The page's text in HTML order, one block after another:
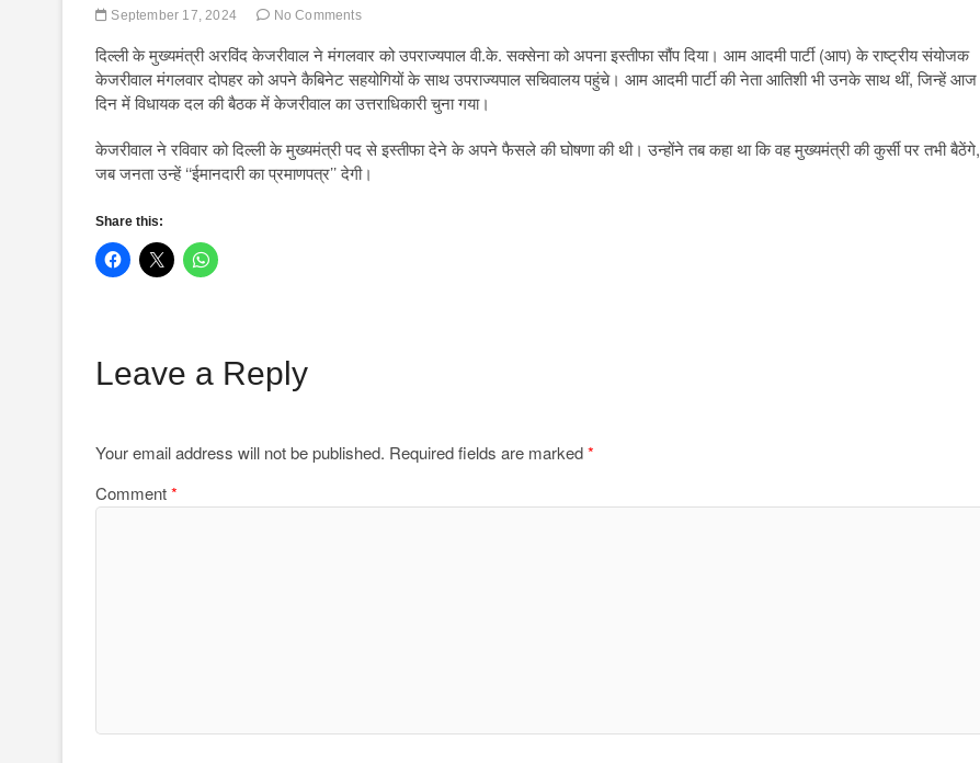
September 17, 2024 No Comments
दिल्ली के मुख्यमंत्री अरविंद केजरीवाल ने मंगलवार को उपराज्यपाल वी.के. सक्सेना को अपना इस्तीफा सौंप दिया। आम आदमी पार्टी (आप) के राष्ट्रीय संयोजक
केजरीवाल मंगलवार दोपहर को अपने कैबिनेट सहयोगियों के साथ उपराज्यपाल सचिवालय पहुंचे। आम आदमी पार्टी की नेता आतिशी भी उनके साथ थीं, जिन्हें आज
दिन में विधायक दल की बैठक में केजरीवाल का उत्तराधिकारी चुना गया।
केजरीवाल ने रविवार को दिल्ली के मुख्यमंत्री पद से इस्तीफा देने के अपने फैसले की घोषणा की थी। उन्होंने तब कहा था कि वह मुख्यमंत्री की कुर्सी पर तभी बैठेंगे,
जब जनता उन्हें ‘‘ईमानदारी का प्रमाणपत्र’’ देगी।
Share this:
Leave a Reply
Your email address will not be published. Required fields are marked*
Comment*